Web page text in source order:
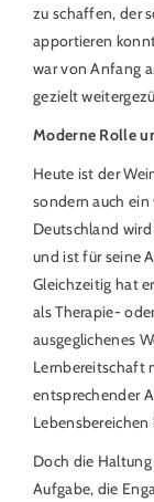
zu schaffen, der
apportieren
war von Anfang
gezielt
Moderne Rolle
Heute ist der
sondern auch
Deutschland
und ist für seine
Gleichzeitig hat
als Therapie-
ausgeglichenes
Lernbereitschaft
entsprechender
Doch die
Aufgabe, die